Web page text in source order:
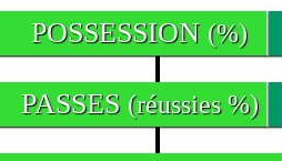
POSSESSION (%)
PASSES (réussies %)